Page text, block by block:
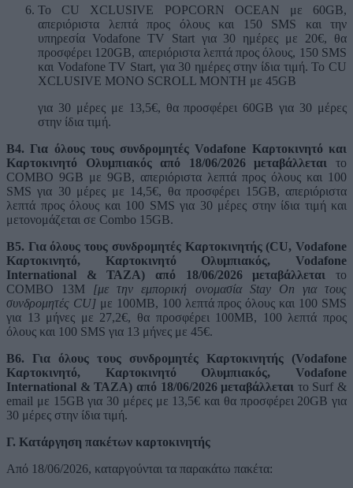
Το CU XCLUSIVE POPCORN OCEAN με 60GB,
απεριόριστα λεπτά προς όλους και 150 SMS και την
υπηρεσία Vodafone TV Start για 30 ημέρες με 20€, θα
προσφέρει 120GB, απεριόριστα λεπτά προς όλους, 150 SMS
και Vodafone TV Start, για 30 ημέρες στην ίδια τιμή. Το CU
XCLUSIVE MONO SCROLL MONTH με 45GB
για 30 μέρες με 13,5€, θα προσφέρει 60GB για 30 μέρες
στην ίδια τιμή.
Β4. Για όλους τους συνδρομητές Vodafone Καρτοκινητό και
Καρτοκινητό Ολυμπιακός από 18/06/2026 μεταβάλλεται το
COMBO 9GB με 9GB, απεριόριστα λεπτά προς όλους και 100
SMS για 30 μέρες με 14,5€, θα προσφέρει 15GB, απεριόριστα
λεπτά προς όλους και 100 SMS για 30 μέρες στην ίδια τιμή και
μετονομάζεται σε Combo 15GB.
Β5. Για όλους τους συνδρομητές Καρτοκινητής (CU, Vodafone
Καρτοκινητό, Καρτοκινητό Ολυμπιακός, Vodafone
International & ΤΑΖΑ) από 18/06/2026 μεταβάλλεται το
COMBO 13M [με την εμπορική ονομασία Stay On για τους
συνδρομητές CU]με 100ΜΒ, 100 λεπτά προς όλους και 100 SMS
για 13 μήνες με 27,2€, θα προσφέρει 100ΜΒ, 100 λεπτά προς
όλους και 100 SMS για 13 μήνες με 45€.
Β6. Για όλους τους συνδρομητές Καρτοκινητής (Vodafone
Καρτοκινητό, Καρτοκινητό Ολυμπιακός, Vodafone
International & ΤΑΖΑ) από 18/06/2026 μεταβάλλεται το Surf &
email με 15GB για 30 μέρες με 13,5€ και θα προσφέρει 20GB για
30 μέρες στην ίδια τιμή.
Γ. Κατάργηση πακέτων καρτοκινητής
Aπό 18/06/2026, καταργούνται τα παρακάτω πακέτα: